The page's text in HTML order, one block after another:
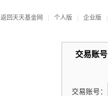
返回天天基金网 个人版 企业版
交易账号
交易账号：